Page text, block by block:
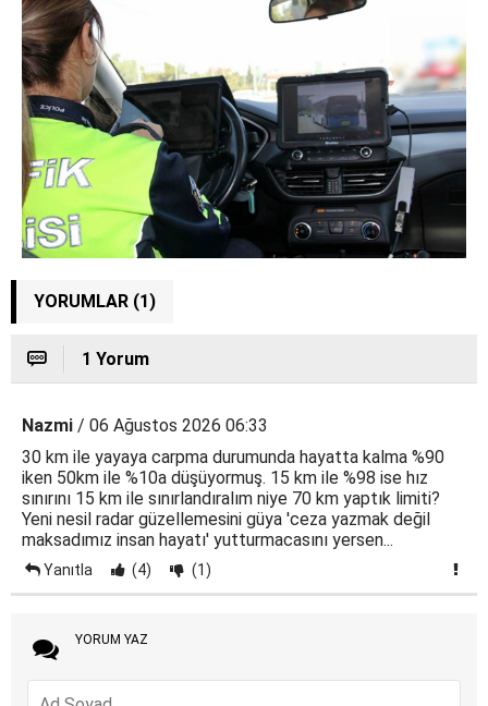
YORUMLAR (1)
1 Yorum
Nazmi / 06 Ağustos 2026 06:33
30 km ile yayaya carpma durumunda hayatta kalma %90
iken 50km ile %10a düşüyormuş. 15 km ile %98 ise hız
sınırını 15 km ile sınırlandıralım niye 70 km yaptık limiti?
Yeni nesil radar güzellemesini güya 'ceza yazmak değil
maksadımız insan hayatı' yutturmacasını yersen...
Yanıtla (4) (1)
YORUM YAZ